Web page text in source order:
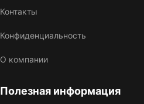
Контакты
Конфиденциальность
О компании
Полезная информация